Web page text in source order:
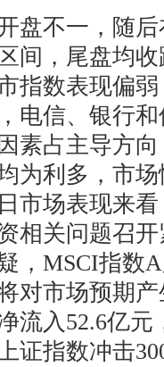
不一，随后
间，尾盘均
指数表现偏
电信、银行
素占主导方
为利多，市
市场表现来
相关问题召
，MSCI指数
对市场预期
流入52.6亿
证指数冲击